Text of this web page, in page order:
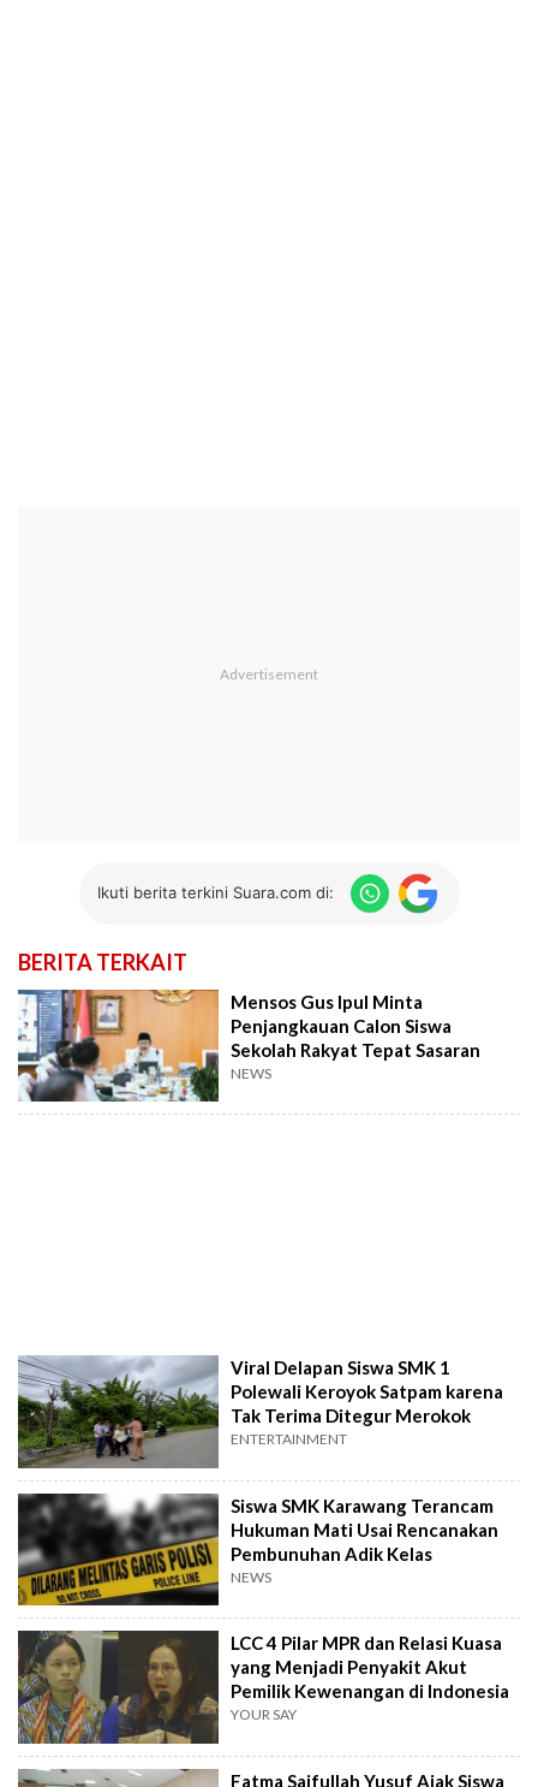
Ikuti berita terkini Suara.com di:
BERITA TERKAIT
Mensos Gus Ipul Minta
Penjangkauan Calon Siswa
Sekolah Rakyat Tepat Sasaran
NEWS
Viral Delapan Siswa SMK 1
Polewali Keroyok Satpam karena
Tak Terima Ditegur Merokok
ENTERTAINMENT
Siswa SMK Karawang Terancam
Hukuman Mati Usai Rencanakan
Pembunuhan Adik Kelas
NEWS
LCC 4 Pilar MPR dan Relasi Kuasa
yang Menjadi Penyakit Akut
Pemilik Kewenangan di Indonesia
YOUR SAY
Fatma Saifullah Yusuf Ajak Siswa